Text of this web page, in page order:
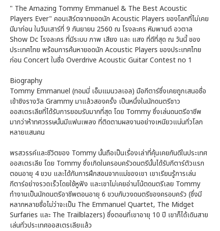
" The Amazing Tommy Emmanuel & The Best Acoustic
Players Ever" คอนเสิร์ตจากยอดนัก Acoustic Players ของโลกที่ไม่เคย
มีมาก่อน ในวันเสาร์ที่ 9 กันยายน 2560 ณ โรงละคร หิมพานต์ อวตาล
Show Dc โรงละคร ที่มีระบบ ภาพ เสียง และ แสง ที่ดีที่สุด ณ วันนี้ ของ
ประเทศไทย พร้อมการค้นหายอดนัก Acoustic Players ของประเทศไทย
ก่อน Concert ในชื่อ Overdrive Acoustic Guitar Contest no 1
Biography
Tommy Emmanuel (ทอมมี่ เอ็มแมนวลเอล) มือกีตาร์ซึ่งเคยถูกเสนอชื่อ
เข้าชิงรางวัล Grammy มาแล้วสองครั้ง เป็นหนึ่งในนักดนตรีชาว
ออสเตรเลียที่ได้รับการยอมรับมากที่สุด โดย Tommy ซึ่งเล่นดนตรีอาชีพ
มากว่าห้าทศวรรษนั้นมีแฟนเพลง ที่ติดตามผลงานอย่างเหนียวแน่นทั่วโลก
หลายแสนคน
พรสวรรค์และชีวิตของ Tommy นั้นถือเป็นเรื่องเล่าที่คุ้นเคยกันดีในประเทศ
ออสเตรเลีย โดย Tommy ซึ่งเกิดในครอบครัวดนตรีนั้นได้รับกีตาร์ตัวแรก
ตอนอายุ 4 ขวบ และได้กับการฝึกสอนจากแม่ของเขา เขาเรียนรู้การเล่น
กีตาร์อย่างรวดเร็วโดยใช้หูฟัง และเขาไม่เคยอ่านโน้ตดนตรีเลย Tommy
ทำงานเป็นนักดนตรีอาชีพตอนอายุ 6 ขวบกับวงดนตรีของครอบครัว (ซึ่งมี
หลากหลายชื่อไม่ว่าจะเป็น The Emmanuel Quartet, The Midget
Surfaries และ The Trailblazers) ซึ่งตอนที่เขาอายุ 10 ปี เขาก็ได้เดินสาย
เล่นทั่วประเทศออสเตรเลียแล้ว